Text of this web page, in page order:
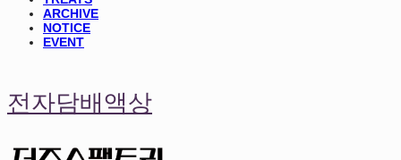
ARCHIVE
NOTICE
EVENT
전자담배액상